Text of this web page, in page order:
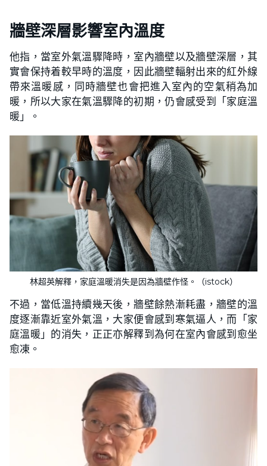
牆壁深層影響室內溫度
他指，當室外氣溫驟降時，室內牆壁以及牆壁深層，其
實會保持着較早時的溫度，因此牆壁輻射出來的紅外線
帶來溫暖感，同時牆壁也會把進入室內的空氣稍為加
暖，所以大家在氣溫驟降的初期，仍會感受到「家庭溫
暖」。
林超英解釋，家庭溫暖消失是因為牆壁作怪。（istock）
不過，當低溫持續幾天後，牆壁餘熱漸耗盡，牆壁的溫
度逐漸靠近室外氣溫，大家便會感到寒氣逼人，而「家
庭溫暖」的消失，正正亦解釋到為何在室內會感到愈坐
愈凍。